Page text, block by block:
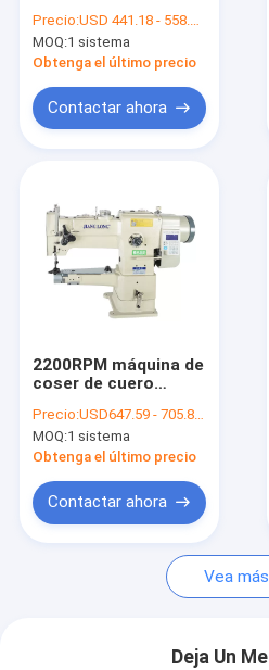
Productos
Sobre nosotros
Contacto
máquina de coser de la sola
Máquina de coser
Máquina de coser de la cama
Máquina de coser de cuero
de la cerradura
2200RPM
Precio:USD 441.18 - 558.83 per set
MOQ:1 sistema
Obtenga el último precio
Contactar ahora
2200RPM máquina de
coser de cuero
Precio:USD647.59 - 705.89 per set
MOQ:1 sistema
Obtenga el último precio
Contactar ahora
Vea más
Deja Un